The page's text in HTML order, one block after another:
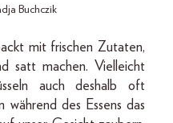
Buchczik
mit frischen Zutaten,
satt machen. Vielleicht
auch deshalb oft
während des Essens das